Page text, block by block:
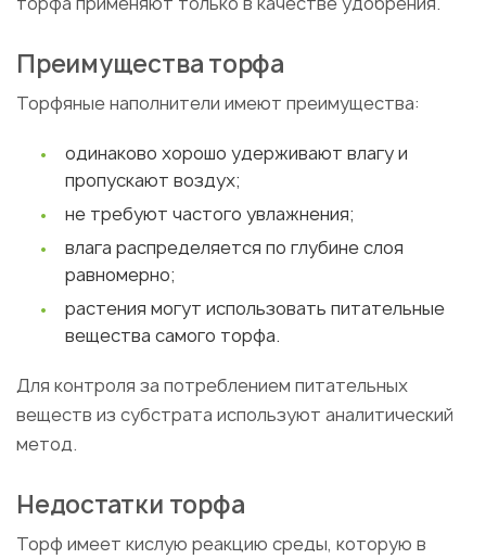
Преимущества торфа
Торфяные наполнители имеют преимущества:
одинаково хорошо удерживают влагу и
пропускают воздух;
не требуют частого увлажнения;
влага распределяется по глубине слоя
равномерно;
растения могут использовать питательные
вещества самого торфа.
Для контроля за потреблением питательных
веществ из субстрата используют аналитический
метод.
Недостатки торфа
Торф имеет кислую реакцию среды, которую в